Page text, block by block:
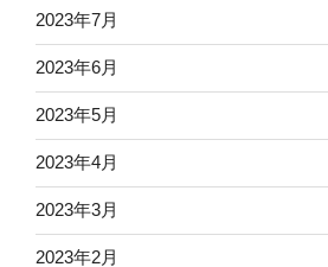
2023年7月
2023年6月
2023年5月
2023年4月
2023年3月
2023年2月